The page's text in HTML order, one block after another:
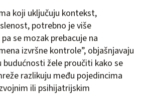
koji uključuju kontekst,
potrebno je više
se mozak prebacuje na
izvršne kontrole”, objašnjavaju
budućnosti žele proučiti kako se
razlikuju među pojedincima
ili psihijatrijskim